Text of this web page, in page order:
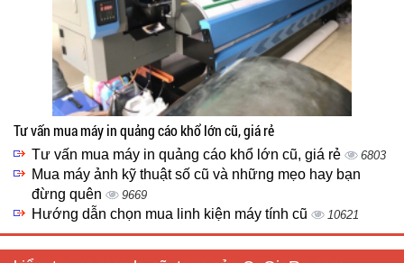
Tư vấn mua máy in quảng cáo khổ lớn cũ, giá rẻ
Tư vấn mua máy in quảng cáo khổ lớn cũ, giá rẻ 6803
Mua máy ảnh kỹ thuật số cũ và những mẹo hay bạn
đừng quên
9669
Hướng dẫn chọn mua linh kiện máy tính cũ 10621